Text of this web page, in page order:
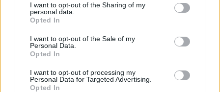
I want to opt-out of the Sharing of my
personal data.
Opted In
I want to opt-out of the Sale of my
Personal Data.
Opted In
I want to opt-out of processing my
Personal Data for Targeted Advertising.
Opted In
AGRÁRIUM 6 perc